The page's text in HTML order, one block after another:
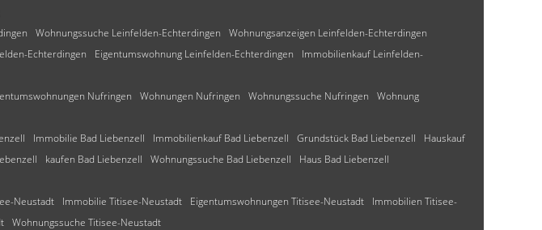
Wohnungssuche Leinfelden-Echterdingen
Wohnungsanzeigen Leinfelden-Echterdingen
Echterdingen Eigentumswohnung Leinfelden-Echterdingen
Immobilienkauf Leinfelden-
Nufringen Wohnungen Nufringen Wohnungssuche Nufringen
Wohnung
Immobilie Bad Liebenzell Immobilienkauf Bad Liebenzell Grundstück Bad Liebenzell
Hauskauf
kaufen Bad Liebenzell Wohnungssuche Bad Liebenzell
Haus Bad Liebenzell
Neustadt Immobilie Titisee-Neustadt Eigentumswohnungen Titisee-Neustadt
Immobilien Titisee-
Wohnungssuche Titisee-Neustadt